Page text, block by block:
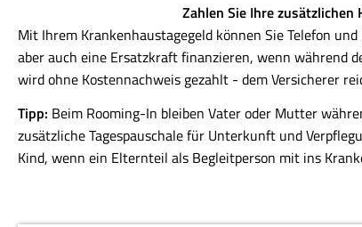
Zahlen Sie Ihre zusätzlichen
Mit Ihrem Krankenhaustagegeld können Sie Telefon
aber auch eine Ersatzkraft finanzieren, wenn während
wird ohne Kostennachweis gezahlt - dem Versicherer
Tipp: Beim Rooming-In bleiben Vater oder Mutter
zusätzliche Tagespauschale für Unterkunft und
Kind, wenn ein Elternteil als Begleitperson mit ins